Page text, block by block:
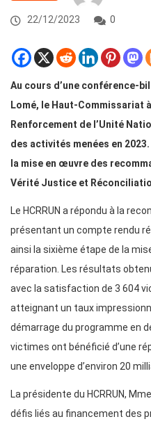
22/12/2023 0
Au cours d’une conférence-
Lomé, le Haut-Commissariat
Renforcement de l’Unité
des activités menées en
la mise en œuvre des
Vérité Justice et
Le HCRRUN a répondu à la
présentant un compte rendu
ainsi la sixième étape de la
réparation. Les résultats
avec la satisfaction de 3 604
atteignant un taux
démarrage du programme en
victimes ont bénéficié d’une
une enveloppe d’environ 20
La présidente du HCRRUN,
défis liés au financement des